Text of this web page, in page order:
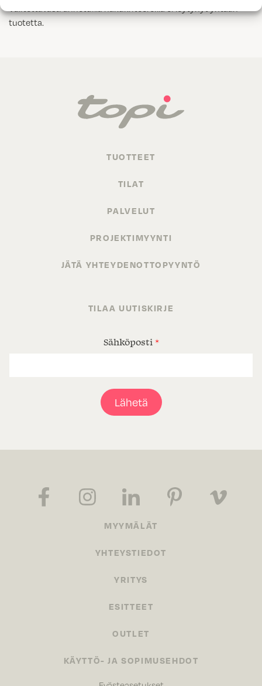
Valitettavasti annetuilla hakukriteereillä ei löytynyt yhtään
tuotetta.
TUOTTEET
TILAT
PALVELUT
PROJEKTIMYYNTI
JÄTÄ YHTEYDENOTTOPYYNTÖ
TILAA UUTISKIRJE
Sähköposti *
Lähetä
MYYMÄLÄT
YHTEYSTIEDOT
YRITYS
ESITTEET
OUTLET
KÄYTTÖ- JA SOPIMUSEHDOT